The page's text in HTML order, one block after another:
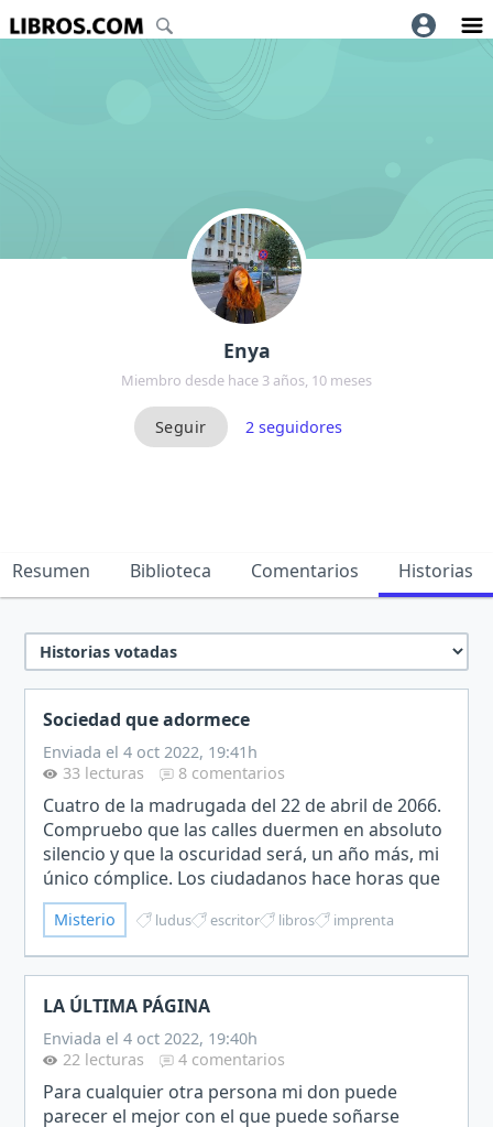
Enya
Miembro desde hace 3 años, 10 meses
2seguidores
Resumen Biblioteca Comentarios Historias
Sociedad que adormece
Enviada el 4 oct 2022, 19:41h
33 lecturas
8 comentarios
Cuatro de la madrugada del 22 de abril de 2066.
Compruebo que las calles duermen en absoluto
silencio y que la oscuridad será, un año más, mi
único cómplice. Los ciudadanos hace horas que
descansan respetando el toque de queda.
Puertas cerrad…
Misterio ludus escritor libros imprenta
LA ÚLTIMA PÁGINA
Enviada el 4 oct 2022, 19:40h
22 lecturas
4 comentarios
Para cualquier otra persona mi don puede
parecer el mejor con el que puede soñarse